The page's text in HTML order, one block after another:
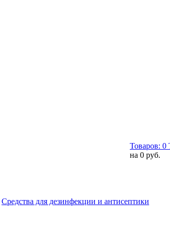
Товаров: 0
на 0 руб.
Средства для дезинфекции и антисептики